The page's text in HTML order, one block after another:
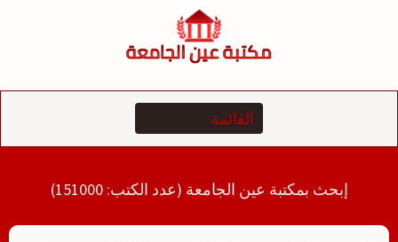
إبحث بمكتبة عين الجامعة (عدد الكتب: 151000)